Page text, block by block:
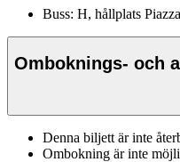
Buss: H, hållplats
Omboknings- och
Denna biljett är inte
Ombokning är inte